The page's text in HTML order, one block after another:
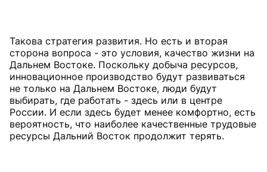
Такова стратегия развития. Но есть и вторая
сторона вопроса - это условия, качество жизни на
Дальнем Востоке. Поскольку добыча ресурсов,
инновационное производство будут развиваться
не только на Дальнем Востоке, люди будут
выбирать, где работать - здесь или в центре
России. И если здесь будет менее комфортно, есть
вероятность, что наиболее качественные трудовые
ресурсы Дальний Восток продолжит терять.